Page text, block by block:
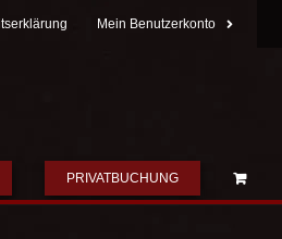
Mein Benutzerkonto
PRIVATBUCHUNG